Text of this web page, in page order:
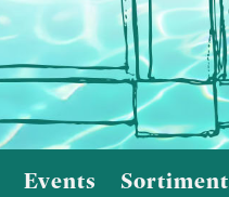
Events Sortiment